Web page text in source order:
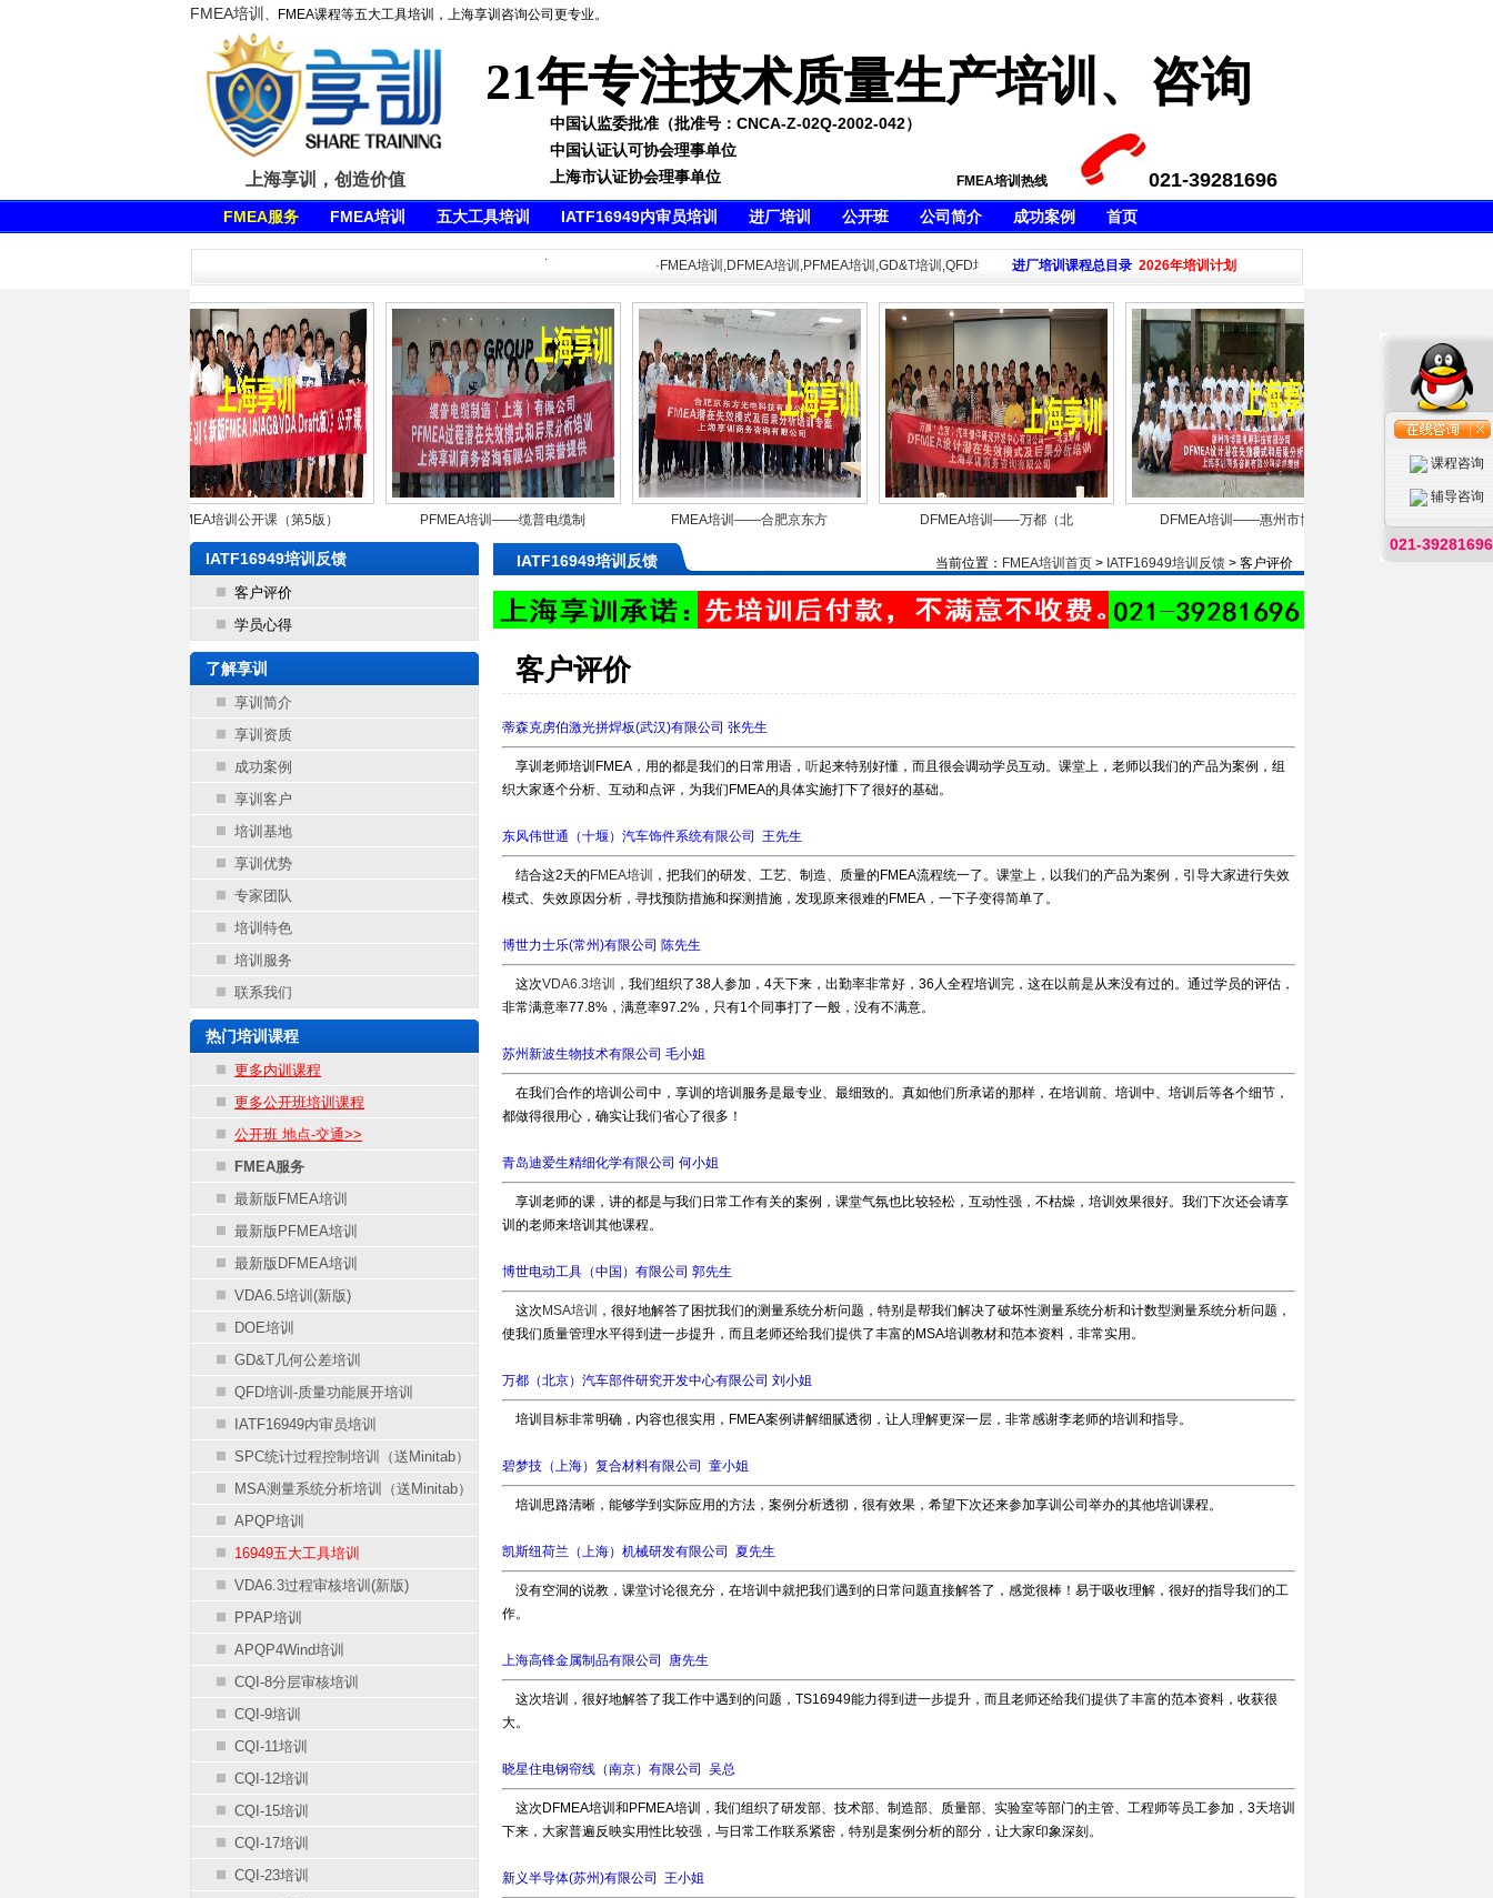
FMEA培训 、FMEA课程等五大工具培训，上海享训咨询公司更专业。
上海享训，创造价值
21年专注技术质量生产培训、咨询
中国认监委批准（批准号：CNCA-Z-02Q-2002-042）
中国认证认可协会理事单位
上海市认证协会理事单位
FMEA培训热线 021-39281696
FMEA服务 FMEA培训 五大工具培训 IATF16949内审员培训 进厂培训 公开班 公司简介 成功案例 首页
·FMEA培训,DFMEA培训,PFMEA培训,GD&T培训,QFD培训,CQI-8培训,LPA培训,VDA6.5培训,APQP4Wind培训等，不满意不收
进厂培训课程总目录 2026年培训计划
FMEA培训公开课（第5版）
PFMEA培训——缆普电缆制
造（上海）有限公司
FMEA培训——合肥京东方
光电科技有限公司
DFMEA培训——万都（北
DFMEA培训——惠州市博美
DFMEA培训——
（上海）机械
IATF16949培训反馈
客户评价
学员心得
了解享训
享训简介
享训资质
成功案例
享训客户
培训基地
享训优势
专家团队
培训特色
培训服务
联系我们
热门培训课程
更多内训课程
更多公开班培训课程
公开班 地点-交通>>
FMEA服务
最新版FMEA培训
最新版PFMEA培训
最新版DFMEA培训
VDA6.5培训(新版)
DOE培训
GD&T几何公差培训
QFD培训-质量功能展开培训
IATF16949内审员培训
SPC统计过程控制培训（送Minitab）
MSA测量系统分析培训（送Minitab）
APQP培训
16949五大工具培训
VDA6.3过程审核培训(新版)
PPAP培训
APQP4Wind培训
CQI-8分层审核培训
CQI-9培训
CQI-11培训
CQI-12培训
CQI-15培训
CQI-17培训
CQI-23培训
IATF16949培训反馈 当前位置： FMEA培训首页> IATF16949培训反馈> 客户评价
客户评价
蒂森克虏伯激光拼焊板(武汉)有限公司 张先生
享训老师培训FMEA，用的都是我们的日常用语， 听起来特别好懂，而且很会调动学员互动。课堂上，老师以我们的产品为案例，组
织大家逐个分析、互动和点评，为我们FMEA的具体实施打下了很好的基础。
东风伟世通（十堰）汽车饰件系统有限公司 王先生
结合这2天的 FMEA培训
，把我们的研发、工艺、制造、质量的FMEA流程统一了。课堂上，以我们的产品为案例，引导大家进行失效
模式、失效原因分析，寻找预防措施和探测措施，发现原来很难的FMEA，一下子变得简单了。
博世力士乐(常州)有限公司 陈先生
这次VDA6.3培训
，我们组织了38人参加，4天下来，出勤率非常好，36人全程培训完，这在以前是从来没有过的。通过学员的评估，
非常满意率77.8%，满意率97.2%，只有1个同事打了一般，没有不满意。
苏州新波生物技术有限公司 毛小姐
在我们合作的培训公司中，享训的培训服务是最专业、最细致的。真如他们所承诺的那样，在培训前、培训中、培训后等各个细节，
都做得很用心，确实让我们省心了很多！
青岛迪爱生精细化学有限公司 何小姐
享训老师的课，讲的都是与我们日常工作有关的案例，课堂气氛也比较轻松，互动性强，不枯燥，培训效果很好。我们下次还会请享
训的老师来培训其他课程。
博世电动工具（中国）有限公司 郭先生
这次 MSA培训
，很好地解答了困扰我们的测量系统分析问题，特别是帮我们解决了破坏性测量系统分析和计数型测量系统分析问题，
使我们质量管理水平得到进一步提升，而且老师还给我们提供了丰富的MSA培训教材和范本资料，非常实用。
万都（北京）汽车部件研究开发中心有限公司 刘小姐
培训目标非常明确，内容也很实用，FMEA案例讲解细腻透彻，让人理解更深一层，非常感谢李老师的培训和指导。
碧梦技（上海）复合材料有限公司 童小姐
培训思路清晰，能够学到实际应用的方法，案例分析透彻，很有效果，希望下次还来参加享训公司举办的其他培训课程。
凯斯纽荷兰（上海）机械研发有限公司 夏先生
没有空洞的说教，课堂讨论很充分，在培训中就把我们遇到的日常问题直接解答了，感觉很棒！易于吸收理解，很好的指导我们的工
作。
上海高锋金属制品有限公司 唐先生
这次培训，很好地解答了我工作中遇到的问题，TS16949能力得到进一步提升，而且老师还给我们提供了丰富的范本资料，收获很
大。
晓星住电钢帘线（南京）有限公司 吴总
这次 DFMEA培训 和 PFMEA培训 ，我们组织了研发部、技术部、制造部、质量部、实验室等部门的主管、工程师等员工参加，3天培训
下来，大家普遍反映实用性比较强，与日常工作联系紧密，特别是案例分析的部分，让大家印象深刻。
新义半导体(苏州)有限公司 王小姐
课程咨询
辅导咨询
021-39281696